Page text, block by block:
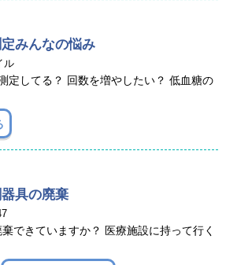
みんなの悩み
ル
定してる？ 回数を増やしたい？ 低血糖の
具の廃棄
できていますか？ 医療施設に持って行く